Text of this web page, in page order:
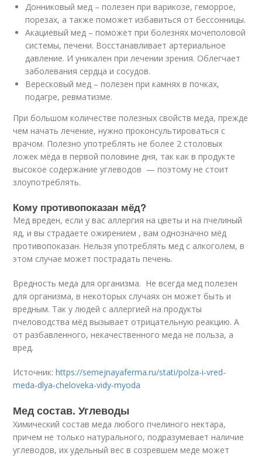
Донниковый мед – полезен при варикозе, геморрое,
порезах, а также поможет избавиться от бессонницы.
Акациевый мед – поможет при болезнях мочеполовой
системы, печени. Восстанавливает артериальное
давление. И уникален при лечении зрения. Облегчает
заболевания сердца и сосудов.
Вересковый мед – полезен при камнях в почках,
подагре, ревматизме.
При большом количестве полезных свойств меда, прежде
чем начать лечение, нужно проконсультироваться с
врачом. Полезно употреблять не более 2 столовых
ложек мёда в первой половине дня, так как в продукте
высокое содержание углеводов — поэтому не стоит
злоупотреблять.
Кому противопоказан мёд?
Мед вреден, если у вас аллергия на цветы и на пчелиный
яд, и вы страдаете ожирением , вам однозначно мёд
противопоказан. Нельзя употреблять мед с алкоголем, в
этом случае может пострадать печень.
Вредность меда для организма. Не всегда мед полезен
для организма, в некоторых случаях он может быть и
вредным. Так у людей с аллергией на продукты
пчеловодства мёд вызывает отрицательную реакцию. А
от разбавленного, некачественного меда не польза, а
вред.
Источник:https://semejnayaferma.ru/stati/polza-i-vred-
meda-dlya-cheloveka-vidy-myoda
Мед состав. Углеводы
Химический состав меда любого пчелиного нектара,
причем не только натурального, подразумевает наличие
углеводов, их удельный вес в созревшем меде может